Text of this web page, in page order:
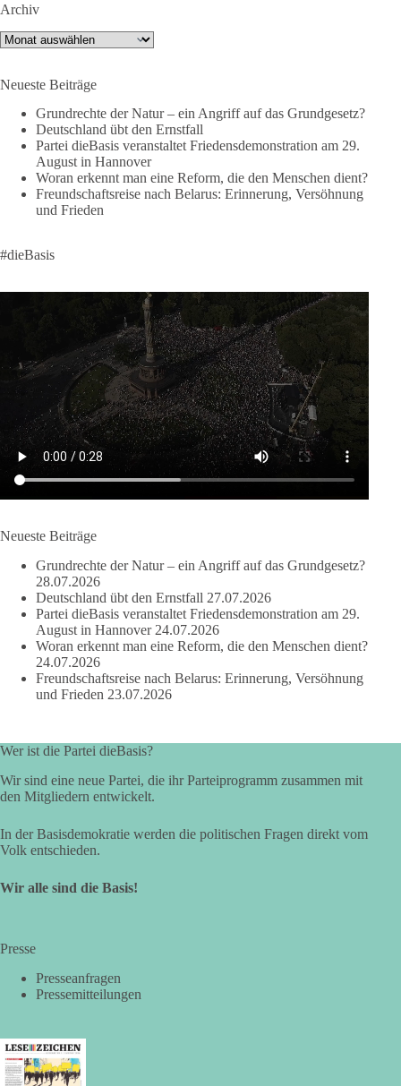
si=2b_C6GgNY9EB-rXw
❤️ Wir freuen uns über deine Unterstützung:
https://diebasis.de/spenden/
#dieBasis #frieden #russandistnichtunserFeind #friedenspartei
377 168
Wusstest du, dass ein guter Antrag nicht besser oder schlechter
wird, nur weil er von einer bestimmten Partei kommt?
Sachsen-Anhalt braucht Lösungen für Schule, Pflege,
Wirtschaft, Infrastruktur und die Kommunen. Diese Probleme
werden nicht kleiner, wenn im Landtag zuerst auf Parteifarbe
und erst danach auf den Inhalt geschaut wird.
🟩🟩🟦🟦🟥🟥🟧🟧
und den Menschen wirklich nützt.
wenn er Sachsen-Anhalt nicht weiterbringt.
💬 Was ist dir wichtiger: der Absender eines Antrags oder das
Ergebnis für Sachsen-Anhalt?
#dieBasis #sachsenanhalt
👉 Folgen:
24 6 2 Auf Facebook ansehen
2 Tage(n) zuvor
⚡ Vorsorge ist richtig. Aber Vorsorge ersetzt keine verlässliche
Bundesnetzagentur mit einer „Sicherheitsplattform Strom“
Maßnahmen für den Fall einer länger anhaltenden
Strommangellage vor. Große Industrieunternehmen sollen im
bezeichnet dies als Vorsorge für außergewöhnliche
Krisensituationen. Das Vorhaben war bis zur Veröffentlichung
Archiv
Archiv
Neueste Beiträge
Grundrechte der Natur – ein Angriff auf das Grundgesetz?
Deutschland übt den Ernstfall
Partei dieBasis veranstaltet Friedensdemonstration am 29.
August in Hannover
Woran erkennt man eine Reform, die den Menschen dient?
Freundschaftsreise nach Belarus: Erinnerung, Versöhnung
und Frieden
#dieBasis
Neueste Beiträge
Grundrechte der Natur – ein Angriff auf das Grundgesetz?
28.07.2026
Deutschland übt den Ernstfall 27.07.2026
Partei dieBasis veranstaltet Friedensdemonstration am 29.
August in Hannover 24.07.2026
Woran erkennt man eine Reform, die den Menschen dient?
24.07.2026
Freundschaftsreise nach Belarus: Erinnerung, Versöhnung
und Frieden 23.07.2026
Wer ist die Partei dieBasis?
Wir sind eine neue Partei, die ihr Parteiprogramm zusammen mit
den Mitgliedern entwickelt.
In der Basisdemokratie werden die politischen Fragen direkt vom
Volk entschieden.
Wir alle sind die Basis!
Presse
Presseanfragen
Pressemitteilungen